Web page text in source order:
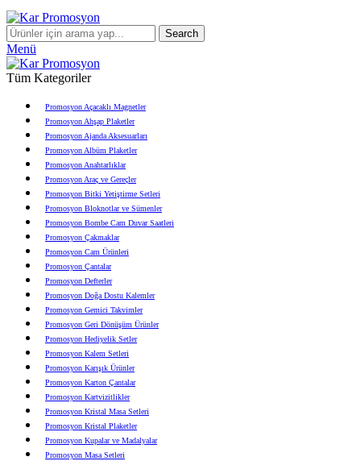
Search
Menü
Tüm Kategoriler
Promosyon Açacaklı Magnetler
Promosyon Ahşap Plaketler
Promosyon Ajanda Aksesuarları
Promosyon Albüm Plaketler
Promosyon Anahtarlıklar
Promosyon Araç ve Gereçler
Promosyon Bitki Yetiştirme Setleri
Promosyon Bloknotlar ve Sümenler
Promosyon Bombe Cam Duvar Saatleri
Promosyon Çakmaklar
Promosyon Cam Ürünleri
Promosyon Çantalar
Promosyon Defterler
Promosyon Doğa Dostu Kalemler
Promosyon Gemici Takvimler
Promosyon Geri Dönüşüm Ürünler
Promosyon Hediyelik Setler
Promosyon Kalem Setleri
Promosyon Karışık Ürünler
Promosyon Karton Çantalar
Promosyon Kartvizitlikler
Promosyon Kristal Masa Setleri
Promosyon Kristal Plaketler
Promosyon Kupalar ve Madalyalar
Promosyon Masa Setleri